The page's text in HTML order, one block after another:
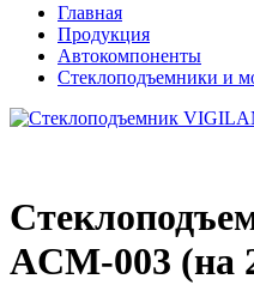
Главная
Продукция
Автокомпоненты
Стеклоподъемники и
ACM-003 (на